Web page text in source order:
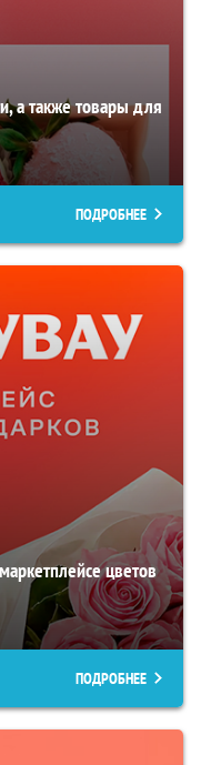
а также товары для
ПОДРОБНЕЕ
цветов
ПОДРОБНЕЕ